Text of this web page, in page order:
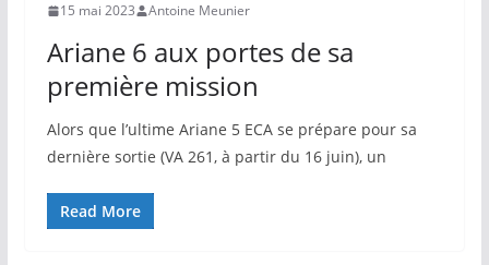
15 mai 2023 Antoine Meunier
Ariane 6 aux portes de sa
première mission
Alors que l’ultime Ariane 5 ECA se prépare pour sa
dernière sortie (VA 261, à partir du 16 juin), un
Read More